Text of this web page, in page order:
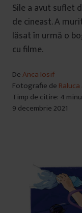
Sile a avut suflet
de cineast. A
lăsat în urmă o
cu filme.
DeAnca Iosif
Fotografie de
Timp de citire: 4
9 decembrie 2021